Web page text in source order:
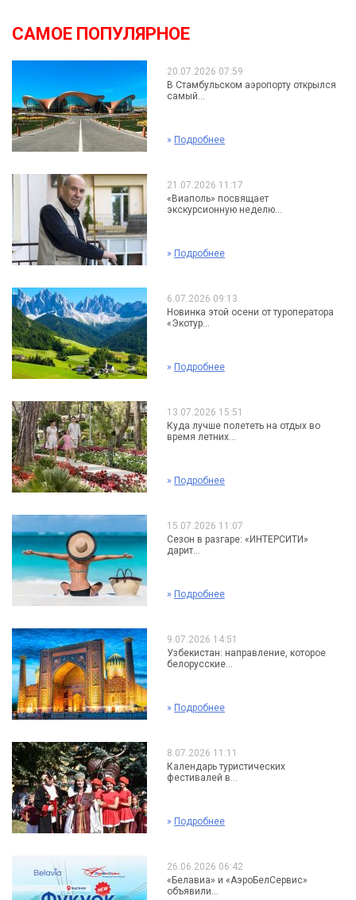
САМОЕ ПОПУЛЯРНОЕ
20.07.2026 07:59
В Стамбульском аэропорту открылся
самый...
» Подробнее
21.07.2026 11:17
«Виаполь» посвящает
экскурсионную неделю...
» Подробнее
6.07.2026 09:13
Новинка этой осени от туроператора
«Экотур...
» Подробнее
13.07.2026 15:51
Куда лучше полететь на отдых во
время летних...
» Подробнее
15.07.2026 11:07
Сезон в разгаре: «ИНТЕРСИТИ»
дарит...
» Подробнее
9.07.2026 14:51
Узбекистан: направление, которое
белорусские...
» Подробнее
8.07.2026 11:11
Календарь туристических
фестивалей в...
» Подробнее
26.06.2026 06:42
«Белавиа» и «АэроБелСервис»
объявили...